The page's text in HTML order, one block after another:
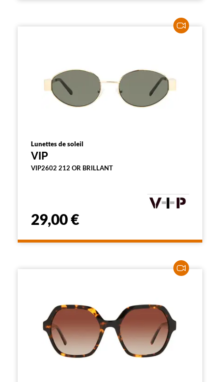
Lunettes de soleil
VIP
VIP2602 212 OR BRILLANT
29,00 €